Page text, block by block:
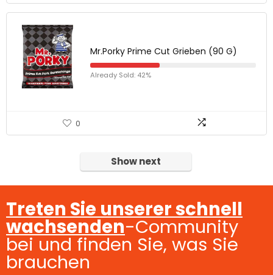
Mr.Porky Prime Cut Grieben (90 G)
Already Sold: 42%
0
Show next
Treten Sie unserer schnell
wachsenden-Community
bei und finden Sie, was Sie
brauchen